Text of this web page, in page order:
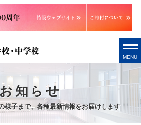
MENU
お知らせ
様子まで、各種最新情報をお届けします